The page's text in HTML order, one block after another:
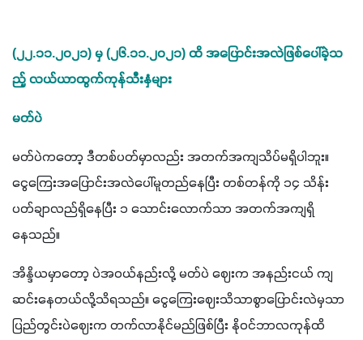
(၂၂.၁၁.၂၀၂၁) မှ (၂၆.၁၁.၂၀၂၁) ထိ အပြောင်းအလဲဖြစ်ပေါ်ခဲ့သ
ည့် လယ်ယာထွက်ကုန်သီးနှံများ
မတ်ပဲ
မတ်ပဲကတော့ ဒီတစ်ပတ်မှာလည်း အတက်အကျသိပ်မရှိပါဘူး။
ငွေကြေးအပြောင်းအလဲပေါ်မူတည်နေပြီး တစ်တန်ကို ၁၄ သိန်း
ပတ်ချာလည်ရှိနေပြီး ၁ သောင်းလောက်သာ အတက်အကျရှိ
နေသည်။
အိန္ဒိယမှာတော့ ပဲအဝယ်နည်းလို့ မတ်ပဲ ဈေးက အနည်းငယ် ကျ
ဆင်းနေတယ်လို့သိရသည်။ ငွေကြေးဈေးသိသာစွာပြောင်းလဲမှသာ
ပြည်တွင်းပဲဈေးက တက်လာနိုင်မည်ဖြစ်ပြီး နိုဝင်ဘာလကုန်ထိ